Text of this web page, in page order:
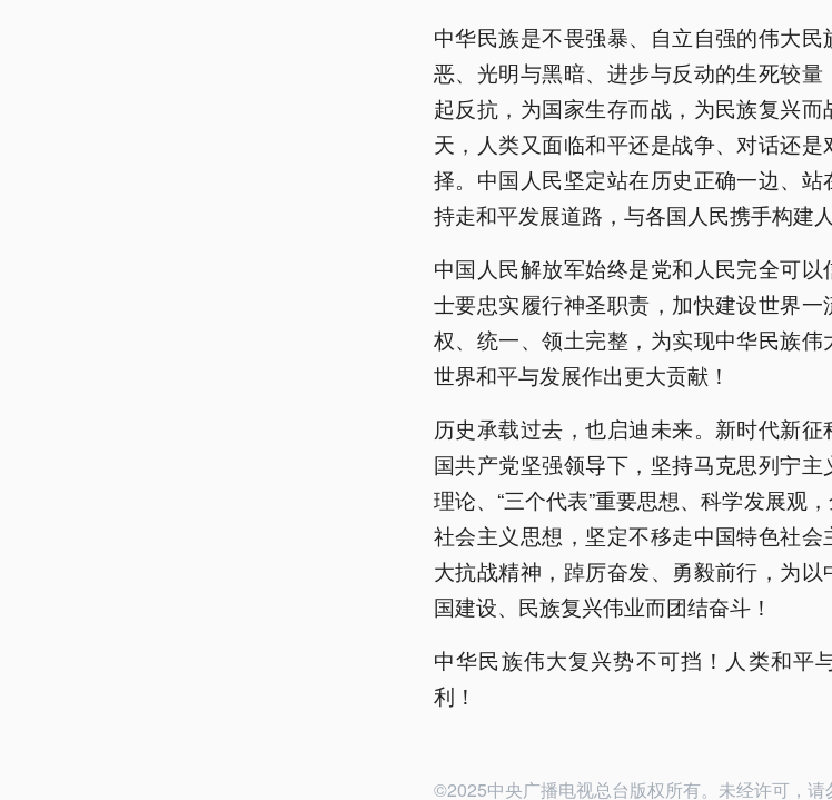
中华民族是不畏强暴、自立自强的伟大
恶、光明与黑暗、进步与反动的生死较
起反抗，为国家生存而战，为民族复兴
天，人类又面临和平还是战争、对话还
择。中国人民坚定站在历史正确一边、
持走和平发展道路，与各国人民携手构建
中国人民解放军始终是党和人民完全可
士要忠实履行神圣职责，加快建设世界
权、统一、领土完整，为实现中华民族
世界和平与发展作出更大贡献！
历史承载过去，也启迪未来。新时代新
国共产党坚强领导下，坚持马克思列宁
理论、“三个代表”重要思想、科学发展观
社会主义思想，坚定不移走中国特色社
大抗战精神，踔厉奋发、勇毅前行，为
国建设、民族复兴伟业而团结奋斗！
中华民族伟大复兴势不可挡！人类和平
利！
©2025中央广播电视总台版权所有。未经许可，请